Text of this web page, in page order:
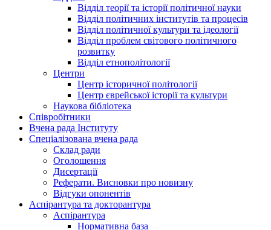
Відділ теорії та історії політичної науки
Відділ політичних інститутів та процесів
Відділ політичної культури та ідеології
Відділ проблем світового політичного
розвитку
Відділ етнополітології
Центри
Центр історичної політології
Центр єврейської історії та культури
Наукова бібліотека
Співробітники
Вчена рада Інституту
Спеціалізована вчена рада
Склад ради
Оголошення
Дисертації
Реферати. Висновки про новизну
Відгуки опонентів
Аспірантура та докторантура
Аспірантура
Нормативна база